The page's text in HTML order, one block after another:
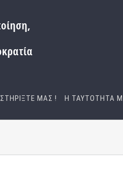
ΣΤΗΡΙΞΤΕ ΜΑΣ ! Η ΤΑΥΤΟΤΗΤΑ